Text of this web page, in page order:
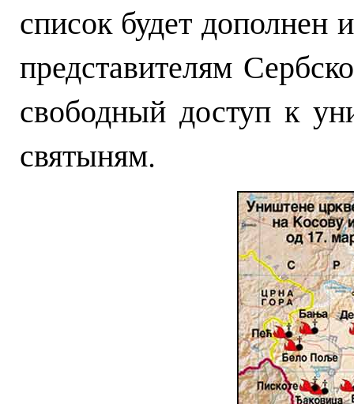
список будет дополнен
представителям
свободный доступ к
святыням.